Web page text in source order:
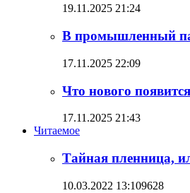
19.11.2025 21:24
В промышленный
17.11.2025 22:09
Что нового
17.11.2025 21:43
Читаемое
Тайная пленница,
10.03.2022 13:109628